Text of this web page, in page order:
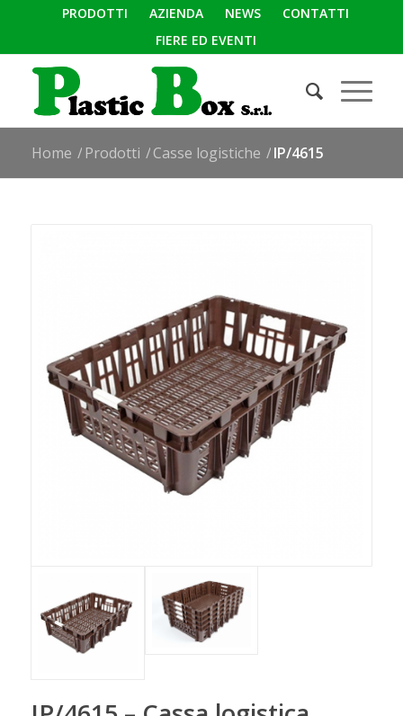
PRODOTTI AZIENDA NEWS
CONTATTI
FIERE ED EVENTI
Home / Prodotti /Casse logistiche /IP/4615